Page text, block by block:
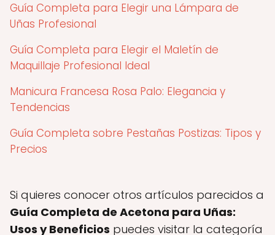
Guía Completa para Elegir una Lámpara de
Uñas Profesional
Guía Completa para Elegir el Maletín de
Maquillaje Profesional Ideal
Manicura Francesa Rosa Palo: Elegancia y
Tendencias
Guía Completa sobre Pestañas Postizas: Tipos y
Precios
Si quieres conocer otros artículos parecidos a
Guía Completa de Acetona para Uñas:
Usos y Beneficios puedes visitar la categoría